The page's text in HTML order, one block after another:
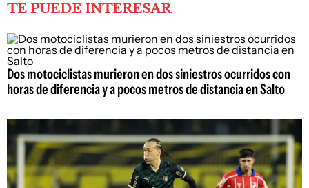
TE PUEDE INTERESAR
Dos motociclistas murieron en dos siniestros ocurridos con
horas de diferencia y a pocos metros de distancia en Salto